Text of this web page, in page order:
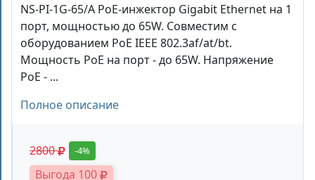
NS-PI-1G-65/A PoE-инжектор Gigabit Ethernet на 1
порт, мощностью до 65W. Совместим с
оборудованием PoE IEEE 802.3af/at/bt.
Мощность PoE на порт - до 65W. Напряжение
PoE - ...
Полное описание
2800 -4%
Выгода 100